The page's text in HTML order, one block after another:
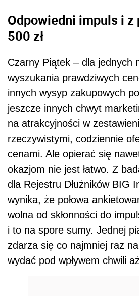
Odpowiedni impuls i
500 zł
Czarny Piątek – dla jednych
wyszukania prawdziwych
innych wysyp zakupowych
jeszcze innych chwyt
na atrakcyjności w
rzeczywistymi, codziennie
cenami. Ale opierać się
okazjom nie jest łatwo. Z
dla Rejestru Dłużników BIG
wynika, że połowa
wolna od skłonności do
i to na spore sumy. Jednej
zdarza się co najmniej raz
wydać pod wpływem chwili